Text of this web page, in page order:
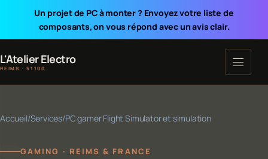
Un projet de PC à monter ? Envoyez votre liste de
composants, on vous répond avec un avis clair.
L'Atelier Electro
REIMS · 51100
Accueil/Services/PC gamer Flight Simulator et simulation
GAMING · REIMS & FRANCE